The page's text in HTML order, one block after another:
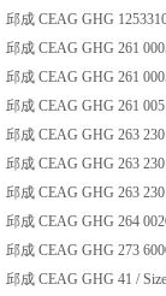
邱成 CEAG GHG
邱成 CEAG GHG 261
邱成 CEAG GHG 261
邱成 CEAG GHG 261
邱成 CEAG GHG 263
邱成 CEAG GHG 263
邱成 CEAG GHG 263
邱成 CEAG GHG 264
邱成 CEAG GHG 273
邱成 CEAG GHG 41 /